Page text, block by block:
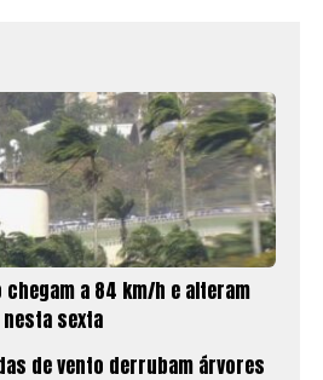
a 84 km/h e alteram
sexta
de vento derrubam árvores